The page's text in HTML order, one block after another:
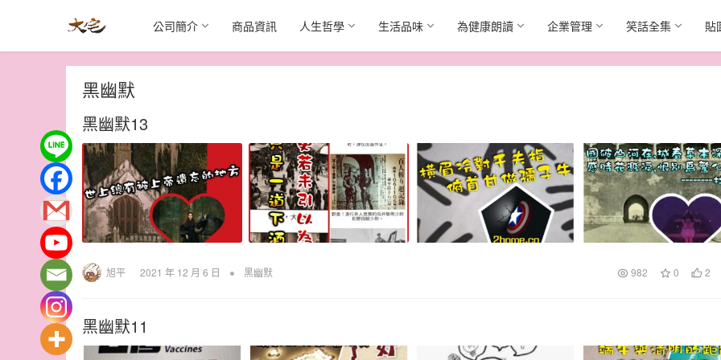
公司簡介 商品資訊 人生哲學 生活品味 為健康朗讀 企業管理 笑話全集 貼
黑幽默
黑幽默13
旭平 2021 年 12 月 6 日 • 黑幽默 982 0 2
黑幽默11